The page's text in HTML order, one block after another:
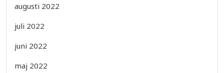
augusti 2022
juli 2022
juni 2022
maj 2022